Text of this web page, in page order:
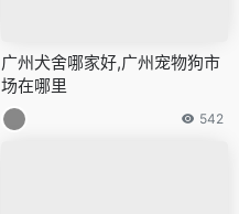
广州犬舍哪家好,广州宠物狗市
场在哪里
542